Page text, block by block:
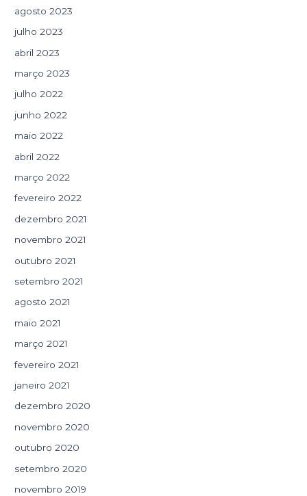
agosto 2023
julho 2023
abril 2023
março 2023
julho 2022
junho 2022
maio 2022
abril 2022
março 2022
fevereiro 2022
dezembro 2021
novembro 2021
outubro 2021
setembro 2021
agosto 2021
maio 2021
março 2021
fevereiro 2021
janeiro 2021
dezembro 2020
novembro 2020
outubro 2020
setembro 2020
novembro 2019